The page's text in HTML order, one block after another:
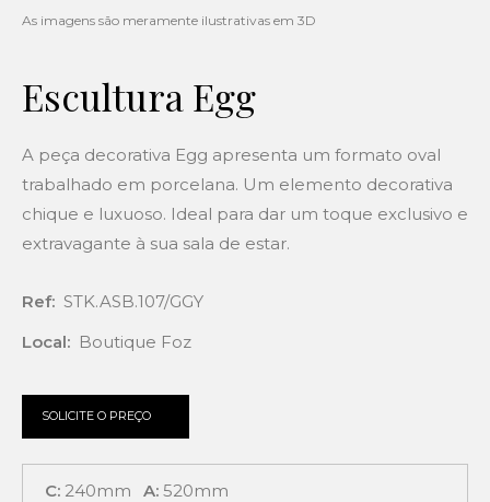
Escultura Egg
A peça decorativa Egg apresenta um formato oval
trabalhado em porcelana. Um elemento decorativa
chique e luxuoso. Ideal para dar um toque exclusivo e
extravagante à sua sala de estar.
Ref: STK.ASB.107/GGY
Local: Boutique Foz
SOLICITE O PREÇO
C: 240mm A: 520mm